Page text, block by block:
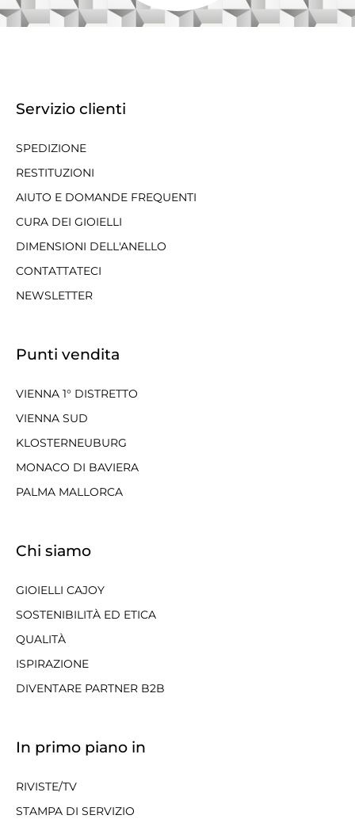
Servizio clienti
SPEDIZIONE
RESTITUZIONI
AIUTO E DOMANDE FREQUENTI
CURA DEI GIOIELLI
DIMENSIONI DELL'ANELLO
CONTATTATECI
NEWSLETTER
Punti vendita
VIENNA 1° DISTRETTO
VIENNA SUD
KLOSTERNEUBURG
MONACO DI BAVIERA
PALMA MALLORCA
Chi siamo
GIOIELLI CAJOY
SOSTENIBILITÀ ED ETICA
QUALITÀ
ISPIRAZIONE
DIVENTARE PARTNER B2B
In primo piano in
RIVISTE/TV
STAMPA DI SERVIZIO